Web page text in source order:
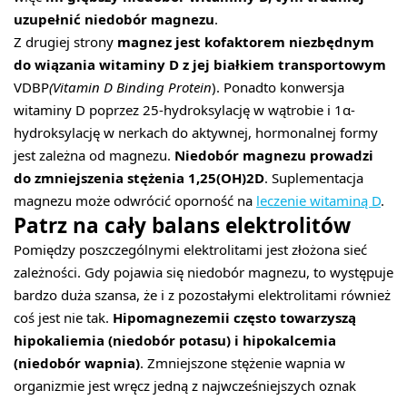
uzupełnić niedobór magnezu
Z drugiej strony magnez jest kofaktorem niezbędnym
do wiązania witaminy D z jej białkiem transportowym
VDBP(Vitamin D Binding Protein). Ponadto konwersja
witaminy D poprzez 25-hydroksylację w wątrobie i 1α-
hydroksylację w nerkach do aktywnej, hormonalnej formy
jest zależna od magnezu. Niedobór magnezu prowadzi
do zmniejszenia stężenia 1,25(OH)2D . Suplementacja
magnezu może odwrócić oporność na leczenie witaminą D
Patrz na cały balans elektrolitów
Pomiędzy poszczególnymi elektrolitami jest złożona sieć
zależności. Gdy pojawia się niedobór magnezu, to występuje
bardzo duża szansa, że i z pozostałymi elektrolitami również
coś jest nie tak. Hipomagnezemii często towarzyszą
hipokaliemia (niedobór potasu) i hipokalcemia
(niedobór wapnia) . Zmniejszone stężenie wapnia w
organizmie jest wręcz jedną z najwcześniejszych oznak